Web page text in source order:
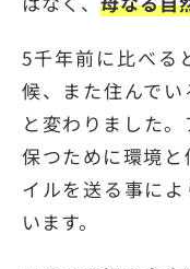
5千年前に比べる
候、また住んで
と変わりました
保つために環境
イルを送る事に
います。